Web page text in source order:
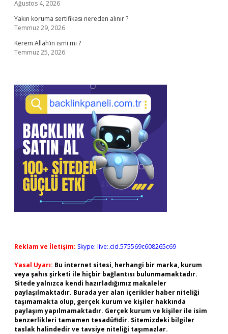
Ağustos 4, 2026
Yakın koruma sertifikası nereden alınır ?
Temmuz 29, 2026
Kerem Allah’ın ismi mi ?
Temmuz 25, 2026
Reklam ve İletişim: Skype: live:.cid.575569c608265c69
Yasal Uyarı: Bu internet sitesi, herhangi bir marka, kurum
veya şahıs şirketi ile hiçbir bağlantısı bulunmamaktadır.
Sitede yalnızca kendi hazırladığımız makaleler
paylaşılmaktadır. Burada yer alan içerikler haber niteliği
taşımamakta olup, gerçek kurum ve kişiler hakkında
paylaşım yapılmamaktadır. Gerçek kurum ve kişiler ile isim
benzerlikleri tamamen tesadüfidir. Sitemizdeki bilgiler
taslak halindedir ve tavsiye niteliği taşımazlar.